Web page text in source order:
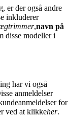
er der også andre
inkluderer
,navn på
disse modeller i
har vi også
anmeldelser
for
ved at klikkeher.